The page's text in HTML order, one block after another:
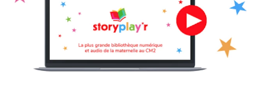
Quotidien et loisirs